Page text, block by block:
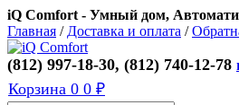
iQ Comfort - Умный дом,
Главная / Доставка и оплата /
(812) 997-18-30, (812) 740-12-78
Корзина 0 0 ₽